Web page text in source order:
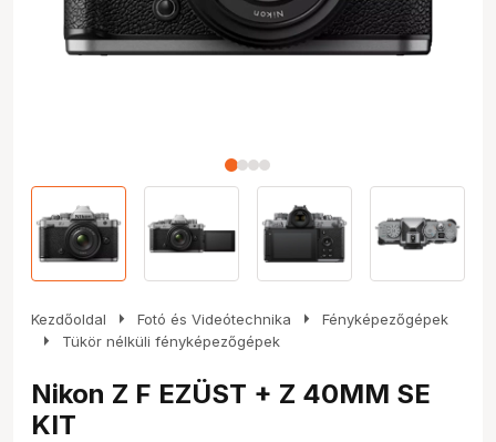
Kezdőoldal arrow_right Fotó és Videótechnika arrow_right Fényképezőgépek
arrow_right Tükör nélküli fényképezőgépek
Nikon Z F EZÜST + Z 40MM SE
KIT